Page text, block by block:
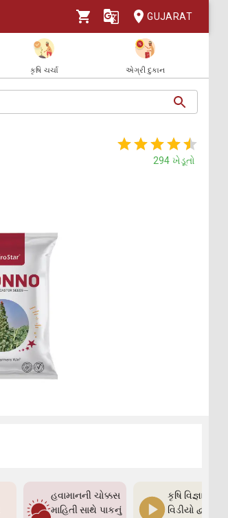
GUJARAT
કૃષિ ચર્ચા એગ્રી દુકાન
294 ખેડૂતો
હવામાનની ચોક્કસ
માહિતી સાથે પાકનું
કૃષિ વિજ્ઞાન
વિડીયો દ્વારા ખેતી